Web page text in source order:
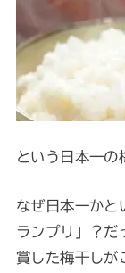
という日本一の
なぜ日本一か
ランプリ」？だ
賞した梅干しが